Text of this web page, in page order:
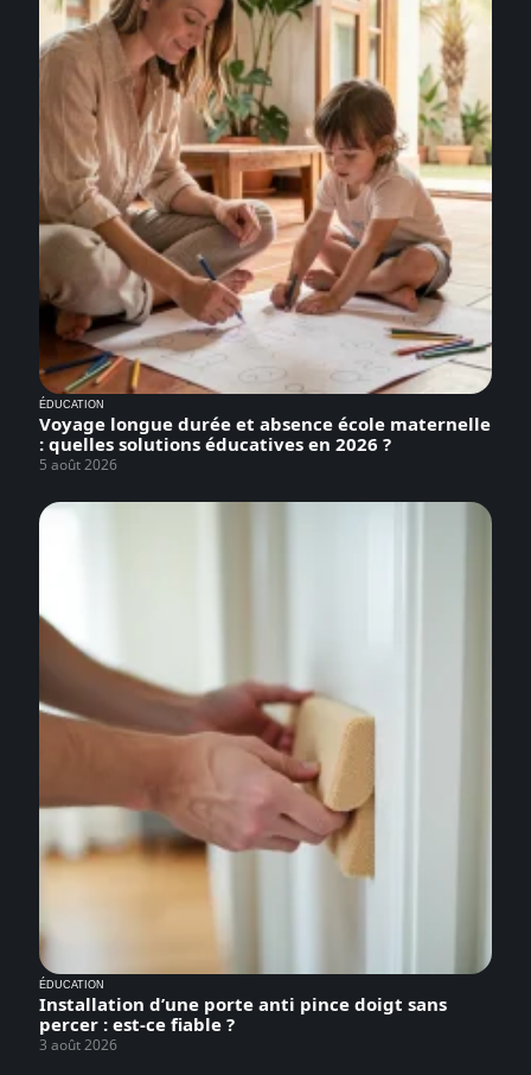
ÉDUCATION
Voyage longue durée et absence école maternelle
: quelles solutions éducatives en 2026 ?
5 août 2026
ÉDUCATION
Installation d’une porte anti pince doigt sans
percer : est-ce fiable ?
3 août 2026